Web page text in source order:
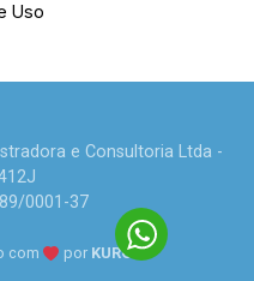
Uso
e Consultoria Ltda -
0001-37
com por KUROLE